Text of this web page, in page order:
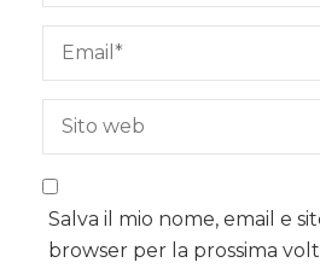
Salva il mio nome, email e
browser per la prossima